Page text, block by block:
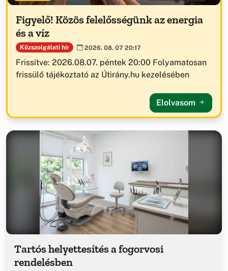
Figyelő! Közös felelősségünk az energia
és a víz
Közszolgálati hír 2026. 08. 07 20:17
Frissítve: 2026.08.07. péntek 20:00 Folyamatosan
frissülő tájékoztató az Útirány.hu kezelésében
Elolvasom
Tartós helyettesítés a fogorvosi
rendelésben